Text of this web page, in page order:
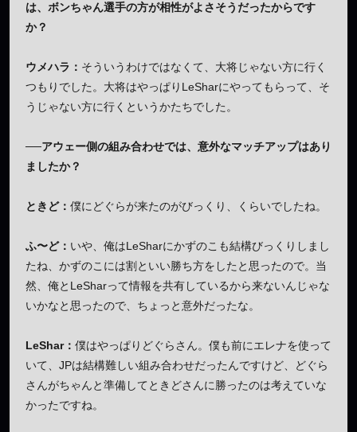
は、ボンちゃん選手の方が相性がよさそうだったからです
か？
ウメハラ： そういうわけではなくて、大将じゃない方に行く
つもりでした。大将はやっぱりLeSharにやってもらって、そ
うじゃない方に行くというかたちでした。
──アウェー側の組み合わせでは、意外なマッチアップはあり
ましたか？
ときど： 僕にどぐらが来たのがびっくり、くらいでしたね。
ふ〜ど： いや、俺はLeSharにかずのこも結構びっくりしまし
たね、かずのこには割といい勝ち方をしたと思ったので。当
然、俺とLeSharって情報を共有しているから来ないんじゃな
いかなと思ったので、ちょっと意外だったな。
LeShar： 僕はやっぱりどぐらさん。僕も前にエレナを使って
いて、JPは結構難しい組み合わせだったんですけど、どぐら
さんがちゃんと準備してときどさんに勝ったのは考えていな
かったですね。